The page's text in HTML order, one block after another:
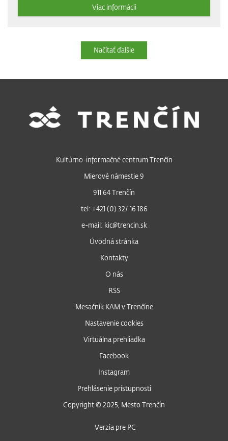
Viac informácii
Načítať ďalšie
Kultúrno-informačné centrum Trenčín
Mierové námestie 9
911 64 Trenčín
tel: +421 (0) 32/ 16 186
e-mail: kic@trencin.sk
Úvodná stránka
Kontakty
O nás
RSS
Mesačník KAM v Trenčíne
Nastavenie cookies
Virtuálna prehliadka
Facebook
Instagram
Prehlásenie prístupnosti
Copyright © 2025, Mesto Trenčín
Verzia pre PC